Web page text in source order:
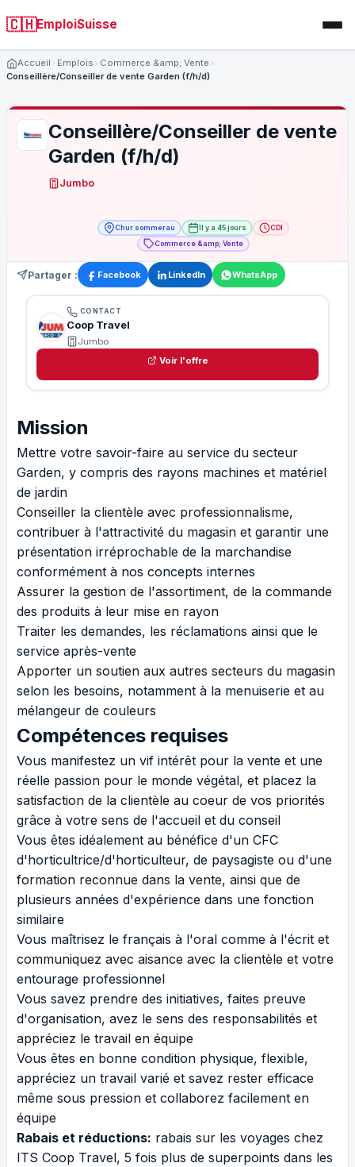
🇨🇭EmploiSuisse
Accueil Emplois
Commerce &amp; Vente
Conseillère/Conseiller de vente Garden (f/h/d)
Conseillère/Conseiller de vente
Garden (f/h/d)
Jumbo
Chur sommerau Il y a 45 jours
CDI
Commerce &amp; Vente
Partager : Facebook LinkedIn WhatsApp
CONTACT
Coop Travel
Jumbo
Voir l'offre
Mission
Mettre votre savoir-faire au service du secteur
Garden, y compris des rayons machines et matériel
de jardin
Conseiller la clientèle avec professionnalisme,
contribuer à l'attractivité du magasin et garantir une
présentation irréprochable de la marchandise
conformément à nos concepts internes
Assurer la gestion de l'assortiment, de la commande
des produits à leur mise en rayon
Traiter les demandes, les réclamations ainsi que le
service après-vente
Apporter un soutien aux autres secteurs du magasin
selon les besoins, notamment à la menuiserie et au
mélangeur de couleurs
Compétences requises
Vous manifestez un vif intérêt pour la vente et une
réelle passion pour le monde végétal, et placez la
satisfaction de la clientèle au coeur de vos priorités
grâce à votre sens de l'accueil et du conseil
Vous êtes idéalement au bénéfice d'un CFC
d'horticultrice/d'horticulteur, de paysagiste ou d'une
formation reconnue dans la vente, ainsi que de
plusieurs années d'expérience dans une fonction
similaire
Vous maîtrisez le français à l'oral comme à l'écrit et
communiquez avec aisance avec la clientèle et votre
entourage professionnel
Vous savez prendre des initiatives, faites preuve
d'organisation, avez le sens des responsabilités et
appréciez le travail en équipe
Vous êtes en bonne condition physique, flexible,
appréciez un travail varié et savez rester efficace
même sous pression et collaborez facilement en
équipe
Rabais et réductions: rabais sur les voyages chez
ITS Coop Travel, 5 fois plus de superpoints dans les